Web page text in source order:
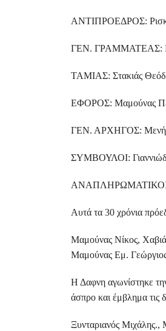
ΑΝΤΙΠΡΟΕΔΡΟΣ:
ΓΕΝ. ΓΡΑΜΜΑΤΕΑΣ:
ΤΑΜΙΑΣ: Στακιάς
ΕΦΟΡΟΣ: Μαμούνας
ΓΕΝ. ΑΡΧΗΓΟΣ:
ΣΥΜΒΟΥΛΟΙ:
ΑΝΑΠΛΗΡΩΜΑΤΙΚΟΙ:
Αυτά τα 30 χρόνια
Μαμούνας Νίκος,
Μαμούνας Εμ.
Η Δαφνη αγωνίστηκε
άσπρο και έμβλημα τις
Ξυνταριανός